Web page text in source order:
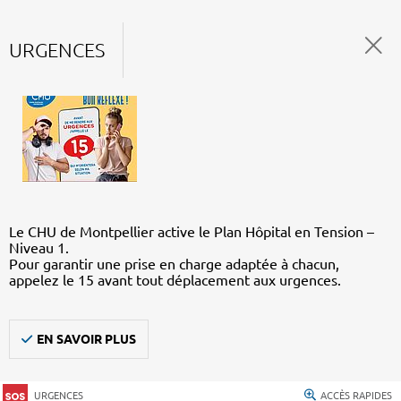
URGENCES
Le CHU de Montpellier active le Plan Hôpital en Tension –
Niveau 1.
Pour garantir une prise en charge adaptée à chacun,
appelez le 15 avant tout déplacement aux urgences.
EN SAVOIR PLUS
URGENCES ACCÈS RAPIDES